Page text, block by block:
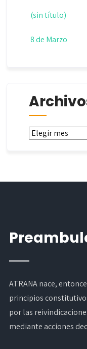
(sin título)
8 de Marzo
Archivos
ATRANA nace,
principios
por las
mediante acciones